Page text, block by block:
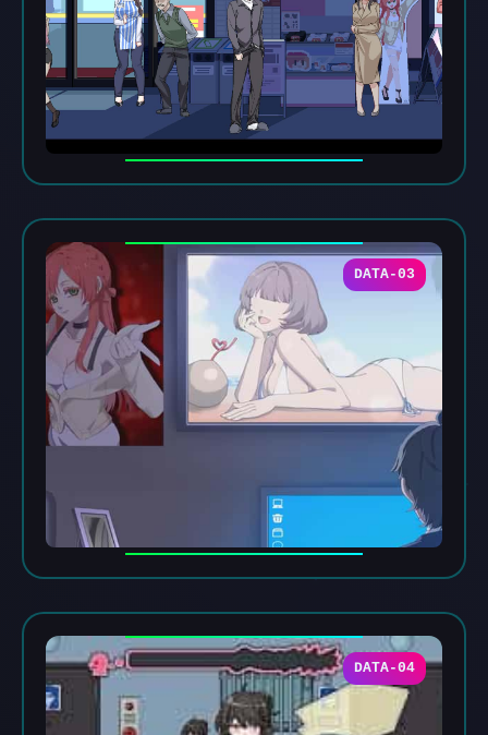
DATA-03
DATA-04